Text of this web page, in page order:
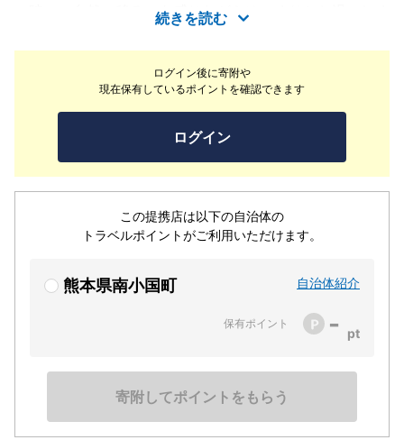
ログイン後に寄附や
現在保有しているポイントを確認できます
ログイン
この提携店は以下の自治体の
トラベルポイントがご利用いただけます。
熊本県南小国町 自治体紹介
保有ポイント -
寄附してポイントをもらう
の時々の自然の移ろいを感じながらゆっくりとお過ごしく
続きを読む